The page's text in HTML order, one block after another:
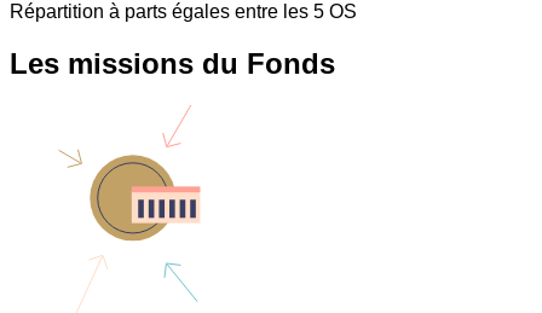
Répartition à parts égales entre les 5 OS
Les missions du Fonds